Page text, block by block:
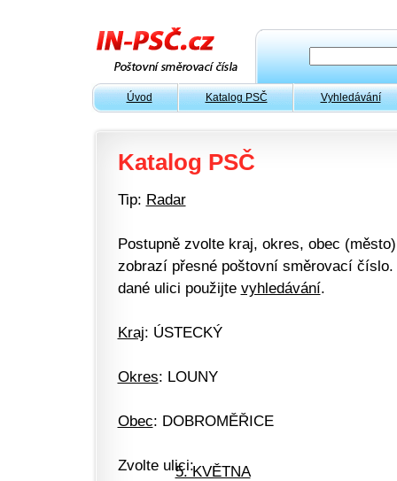
Úvod Katalog PSČ Vyhledávání
Katalog PSČ
Tip: Radar
Postupně zvolte kraj, okres, obec
zobrazí přesné poštovní směrovací
dané ulici použijte vyhledávání.
Kraj: ÚSTECKÝ
Okres: LOUNY
Obec: DOBROMĚŘICE
Zvolte ulici:5. KVĚTNA